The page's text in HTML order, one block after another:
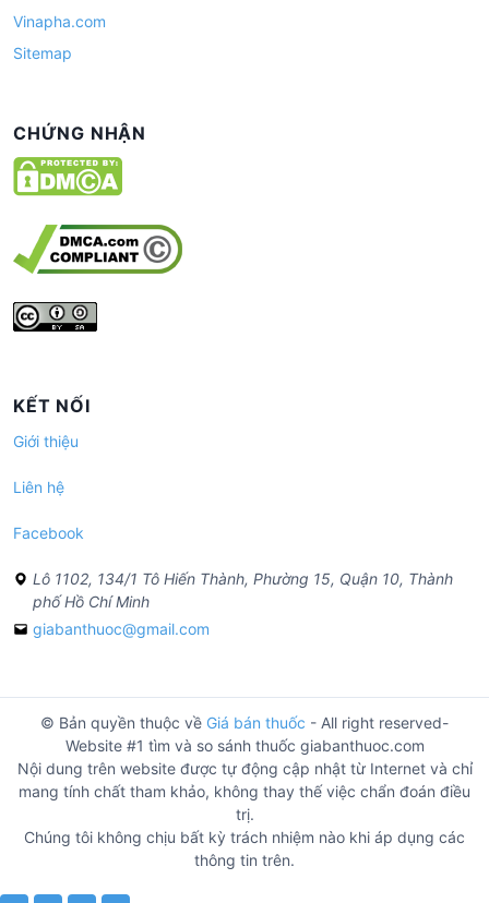
Vinapha.com
Sitemap
CHỨNG NHẬN
KẾT NỐI
Giới thiệu
Liên hệ
Facebook
Lô 1102, 134/1 Tô Hiến Thành, Phường 15, Quận 10, Thành
phố Hồ Chí Minh
giabanthuoc@gmail.com
© Bản quyền thuộc về Giá bán thuốc - All right reserved-
Website #1 tìm và so sánh thuốc giabanthuoc.com
Nội dung trên website được tự động cập nhật từ Internet và chỉ
mang tính chất tham khảo, không thay thế việc chẩn đoán điều
trị.
Chúng tôi không chịu bất kỳ trách nhiệm nào khi áp dụng các
thông tin trên.